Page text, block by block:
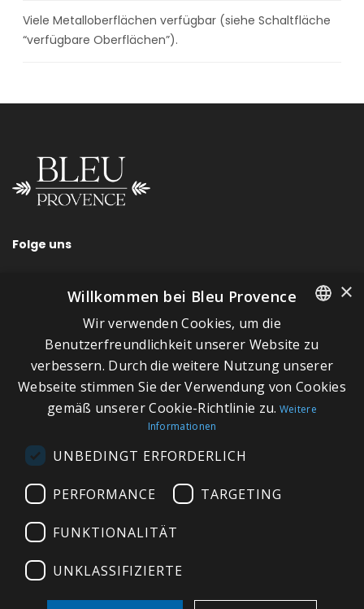
Viele Metalloberflächen verfügbar (siehe Schaltfläche
“verfügbare Oberflächen”).
Folge uns
SCHNELLLINKS
Über Bleu Provence
Impressum
Geschäftsbedingungen
Kontaktieren Sie uns
Besuchen Sie unseren Showroom
FRENCH
ITALIAN
×
Willkommen bei Bleu Provence
Wir verwenden Cookies, um die
Benutzerfreundlichkeit unserer Website zu
verbessern. Durch die weitere Nutzung unserer
Webseite stimmen Sie der Verwendung von Cookies
gemäß unserer Cookie-Richtlinie zu. Weitere
Informationen
UNBEDINGT ERFORDERLICH
PERFORMANCE TARGETING
FUNKTIONALITÄT
UNKLASSIFIZIERTE